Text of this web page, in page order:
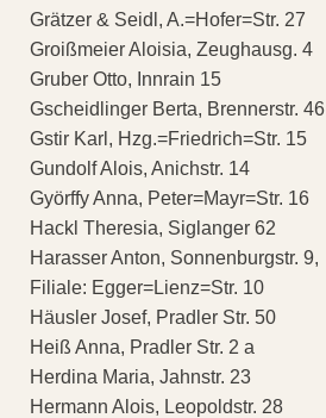
Grätzer & Seidl, A.=Hofer=Str. 27
Groißmeier Aloisia, Zeughausg. 4
Gruber Otto, Innrain 15
Gscheidlinger Berta, Brennerstr. 46
Gstir Karl, Hzg.=Friedrich=Str. 15
Gundolf Alois, Anichstr. 14
Györffy Anna, Peter=Mayr=Str. 16
Hackl Theresia, Siglanger 62
Harasser Anton, Sonnenburgstr. 9,
Filiale: Egger=Lienz=Str. 10
Häusler Josef, Pradler Str. 50
Heiß Anna, Pradler Str. 2 a
Herdina Maria, Jahnstr. 23
Hermann Alois, Leopoldstr. 28